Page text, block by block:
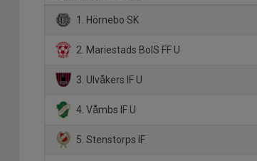
1. Hörnebo SK
2. Mariestads BoIS FF U
3. Ulvåkers IF U
4. Våmbs IF U
5. Stenstorps IF